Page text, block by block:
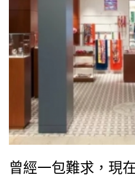
曾經一包難求，現